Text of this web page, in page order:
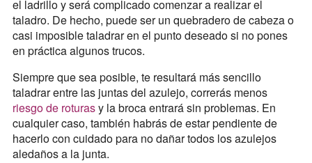
el ladrillo y será complicado comenzar a realizar el
taladro. De hecho, puede ser un quebradero de cabeza o
casi imposible taladrar en el punto deseado si no pones
en práctica algunos trucos.
Siempre que sea posible, te resultará más sencillo
taladrar entre las juntas del azulejo, correrás menos
riesgo de roturasy la broca entrará sin problemas. En
cualquier caso, también habrás de estar pendiente de
hacerlo con cuidado para no dañar todos los azulejos
aledaños a la junta.